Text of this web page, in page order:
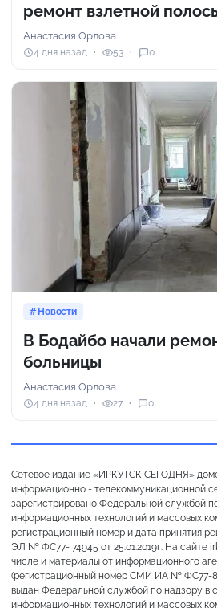
ремонт взлетной
Анастасия Орлова
4 дня назад 53 0
Новости
В Бодайбо начали
больницы
Анастасия Орлова
4 дня назад 27 0
Сетевое издание «ИРКУТСК СЕГОДНЯ»
информационно - телекоммуникационной
зарегистрировано Федеральной службой
информационных технологий и массовых
регистрационный номер и дата принятия
ЭЛ № ФС77- 74945 от 25.01.2019г. На сайте
числе и материалы от информационного
(регистрационный номер СМИ ИА № ФС77-
выдан Федеральной службой по надзору в
информационных технологий и массовых